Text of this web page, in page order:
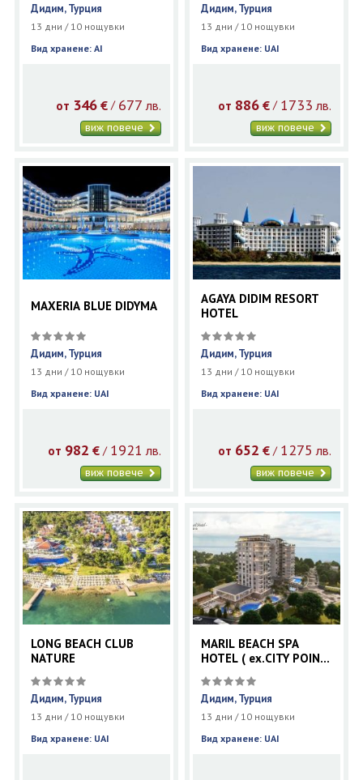
Дидим, Турция
13 дни / 10 нощувки
Вид хранене: AI
от 346 €/ 677 лв.
виж повече
Дидим, Турция
13 дни / 10 нощувки
Вид хранене: UAI
от 886 € / 1733 лв.
виж повече
MAXERIA BLUE DIDYMA
Дидим, Турция
13 дни / 10 нощувки
Вид хранене: UAI
от 982 €/ 1921 лв.
виж повече
AGAYA DIDIM RESORT
HOTEL
Дидим, Турция
13 дни / 10 нощувки
Вид хранене: UAI
от 652 € / 1275 лв.
виж повече
LONG BEACH CLUB
NATURE
Дидим, Турция
13 дни / 10 нощувки
Вид хранене: UAI
MARIL BEACH SPA
HOTEL ( ex.CITY POINT
)
Дидим, Турция
13 дни / 10 нощувки
Вид хранене: UAI